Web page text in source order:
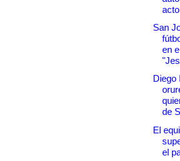
San
en
Diego
de
El
el